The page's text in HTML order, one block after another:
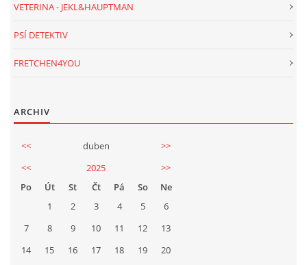
VETERINA - JEKL&HAUPTMAN
PSÍ DETEKTIV
FRETCHEN4YOU
ARCHIV
<< duben
>>
<<
2025
>>
Po
Út St Čt Pá So
Ne
1
2 3 4 5
6
7
8 9 10 11 12
13
14
15 16 17 18 19
20